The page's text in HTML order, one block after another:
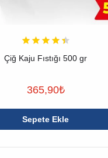
Çiğ Kaju Fıstığı 500 gr
365,90₺
Sepete Ekle